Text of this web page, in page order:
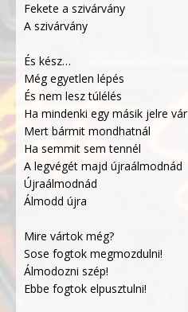
Fekete a szivárvány
A szivárvány
És kész…
Még egyetlen lépés
És nem lesz túlélés
Ha mindenki egy másik jelre vár
Mert bármit mondhatnál
Ha semmit sem tennél
A legvégét majd újraálmodnád
Újraálmodnád
Álmodd újra
Mire vártok még?
Sose fogtok megmozdulni!
Álmodozni szép!
Ebbe fogtok elpusztulni!